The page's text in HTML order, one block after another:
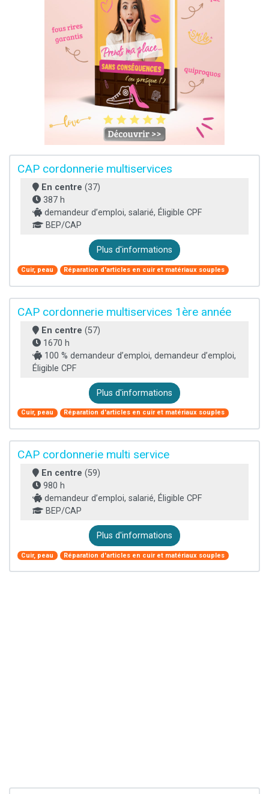
CAP cordonnerie multiservices
En centre (37)
387 h
demandeur d’emploi, salarié, Éligible CPF
BEP/CAP
Plus d'informations
Cuir, peau Réparation d'articles en cuir et matériaux souples
CAP cordonnerie multiservices 1ère année
En centre (57)
1670 h
100 % demandeur d’emploi, demandeur d’emploi,
Éligible CPF
Plus d'informations
Cuir, peau Réparation d'articles en cuir et matériaux souples
CAP cordonnerie multi service
En centre (59)
980 h
demandeur d’emploi, salarié, Éligible CPF
BEP/CAP
Plus d'informations
Cuir, peau Réparation d'articles en cuir et matériaux souples